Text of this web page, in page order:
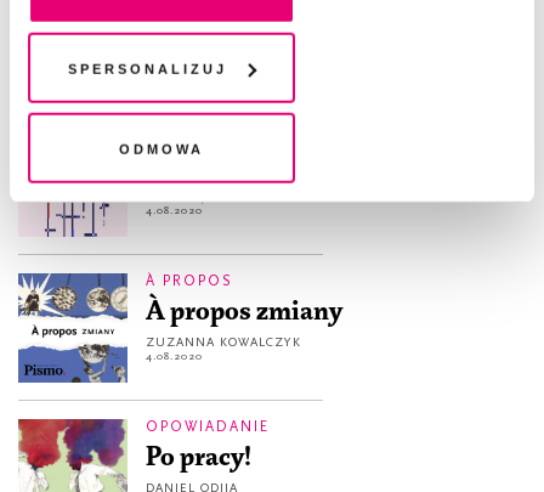
chwili wycofać lub ponowić w zakładce "Ustawienia
plików cookie". Wycofanie zgody nie wpływa na
legalność przetwarzania danych przed jej wycofaniem
Spersonalizuj
Odmowa
Wyleczmy się z kapitalizmu
4.08.2020
4.08.2020
À PROPOS
À propos zmiany
ZUZANNA KOWALCZYK
4.08.2020
OPOWIADANIE
Po pracy!
DANIEL ODIJA